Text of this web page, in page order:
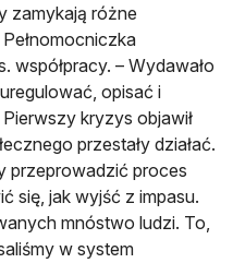
zamykają różne
współpracy. – Wydawało
opisać i
kryzys objawił
przestały działać.
przeprowadzić proces
się, jak wyjść z impasu.
mnóstwo ludzi. To,
w system